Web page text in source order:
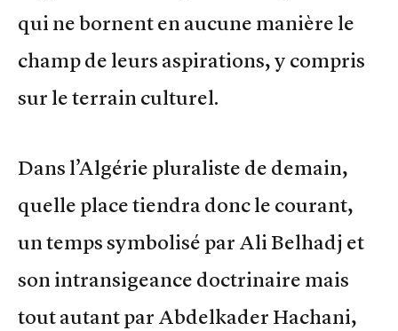
qui ne bornent en aucune manière le
champ de leurs aspirations, y compris
sur le terrain culturel.
Dans l’Algérie pluraliste de demain,
quelle place tiendra donc le courant,
un temps symbolisé par Ali Belhadj et
son intransigeance doctrinaire mais
tout autant par Abdelkader Hachani,